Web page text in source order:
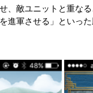
、敵ユニットと重な
進軍させる」といっ